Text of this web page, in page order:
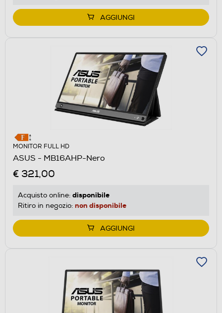
AGGIUNGI
MONITOR FULL HD
ASUS - MB16AHP-Nero
€ 321,00
Acquisto online: disponibile
Ritiro in negozio: non disponibile
AGGIUNGI